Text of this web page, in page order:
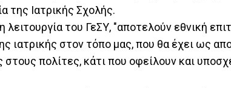
της Ιατρικής Σχολής.
του ΓεΣΥ, "αποτελούν εθνική
ιατρικής στον τόπο μας, που θα έχει ως
πολίτες, κάτι που οφείλουν και